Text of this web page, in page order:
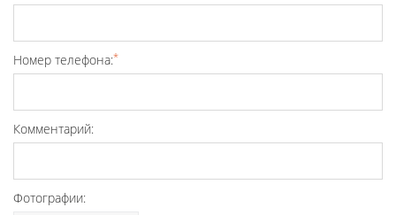
Номер телефона:*
Комментарий:
Фотографии: